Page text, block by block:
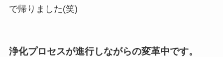
で帰りました(笑)
浄化プロセスが進行しながらの変革中です。